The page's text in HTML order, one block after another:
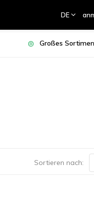
DE
Großes
Sortieren nach: